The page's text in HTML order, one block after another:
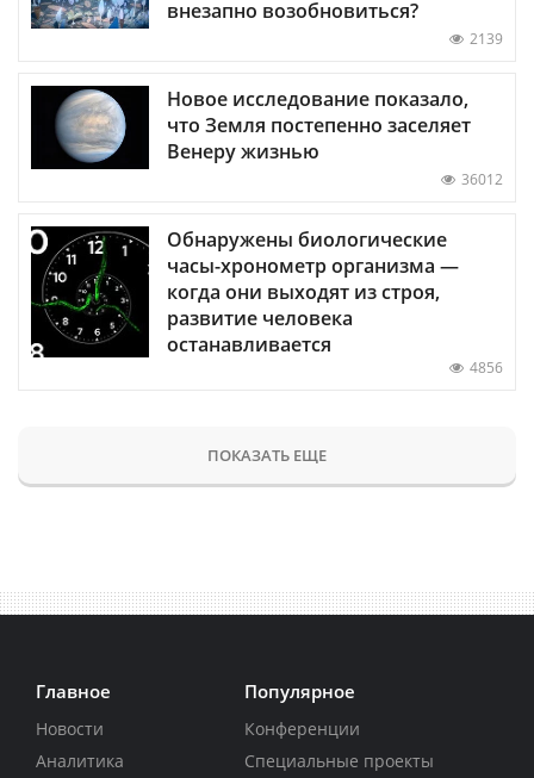
внезапно возобновиться?
2139
Новое исследование показало,
что Земля постепенно заселяет
Венеру жизнью
36012
Обнаружены биологические
часы-хронометр организма —
когда они выходят из строя,
развитие человека
останавливается
4856
ПОКАЗАТЬ ЕЩЕ
Главное
Новости
Аналитика
Популярное
Конференции
Специальные проекты